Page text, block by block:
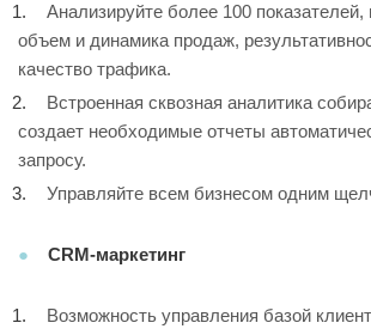
Анализируйте более 100 показателей,
объем и динамика продаж,
качество трафика.
Встроенная сквозная аналитика
создает необходимые отчеты
запросу.
Управляйте всем бизнесом одним
CRM-маркетинг
Возможность управления базой